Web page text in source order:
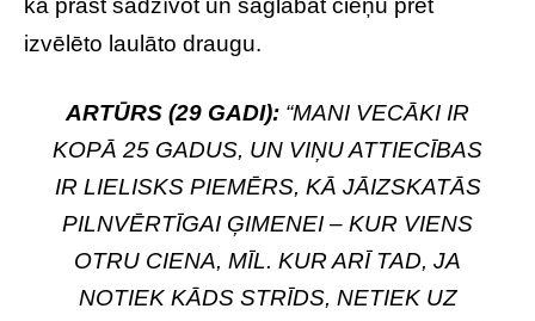
kā prast sadzīvot un saglabāt cieņu pret
izvēlēto laulāto draugu.
ARTŪRS (29 GADI): “MANI VECĀKI IR
KOPĀ 25 GADUS, UN VIŅU ATTIECĪBAS
IR LIELISKS PIEMĒRS, KĀ JĀIZSKATĀS
PILNVĒRTĪGAI ĢIMENEI – KUR VIENS
OTRU CIENA, MĪL. KUR ARĪ TAD, JA
NOTIEK KĀDS STRĪDS, NETIEK UZ